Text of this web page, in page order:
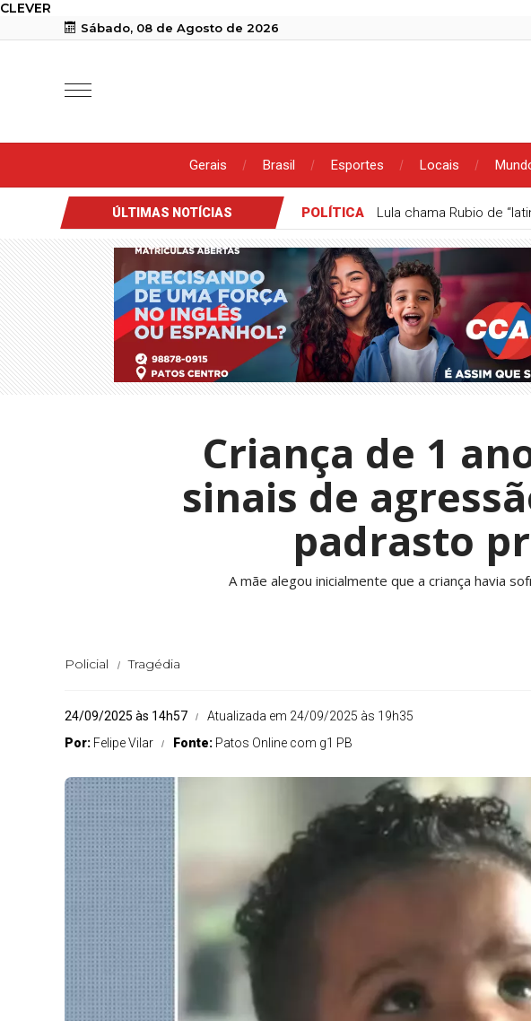
CLEVER
Sábado, 08 de Agosto de 2026
Gerais Brasil Esportes Locais
ÚLTIMAS NOTÍCIAS POLÍTICA Lula chama Rubio de
Criança de 1
sinais de
padrasto
A mãe alegou inicialmente que a criança havia
Policial Tragédia
24/09/2025 às 14h57
Atualizada em 24/09/2025 às 19h35
Por: Felipe Vilar Fonte: Patos Online com g1 PB